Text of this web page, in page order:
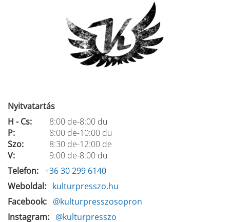
Nyitvatartás
H - Cs:
8:00 de-8:00 du
P:
8:00 de-10:00 du
Szo:
8:30 de-12:00 de
V:
9:00 de-8:00 du
Telefon
+36 30 299 6140
Weboldal
kulturpresszo.hu
Facebook
@kulturpresszosopron
Instagram
@kulturpresszo